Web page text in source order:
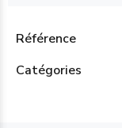
Référence
Catégories